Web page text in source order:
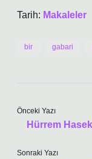
Tarih: Makaleler
bir gabari
Önceki Yazı
Hürrem
Sonraki Yazı